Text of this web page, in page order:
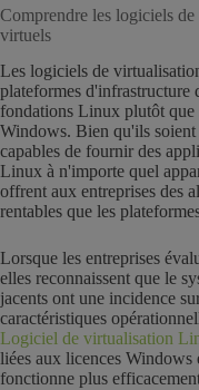
Comprendre les logiciels
virtuels
Les logiciels de
plateformes d'infrastructure
fondations Linux plutôt que
Windows. Bien qu'ils
capables de fournir des
Linux à n'importe quel
offrent aux entreprises des
rentables que les
Lorsque les entreprises
elles reconnaissent que le
jacents ont une incidence
caractéristiques
Logiciel de virtualisation
liées aux licences Windows
fonctionne plus